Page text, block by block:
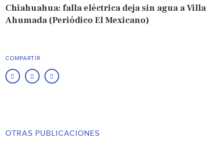
Chiahuahua: falla eléctrica deja sin agua a Villa
Ahumada (Periódico El Mexicano)
COMPARTIR
OTRAS PUBLICACIONES